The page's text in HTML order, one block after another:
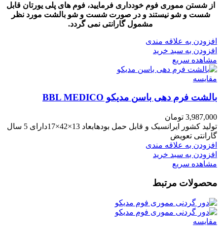
از شستن مموری فوم خودداری فرمایید، فوم های پلی یورتان قابل
شست و شو نیستند و در صورت شست و شو بالشت مورد نظر
مشمول گارانتی نمی گردد.
افزودن به علاقه مندی
افزودن به سبد خرید
مشاهده سریع
مقایسه
بالشت فرم دهی باسن مدیکو BBL MEDICO
3,987,000 تومان
تولید کشور ایرانسبک و قابل حمل بودهابعاد 13×42×17دارای 5 سال
گارانتی تعویض
افزودن به علاقه مندی
افزودن به سبد خرید
مشاهده سریع
محصولات مرتبط
مقایسه